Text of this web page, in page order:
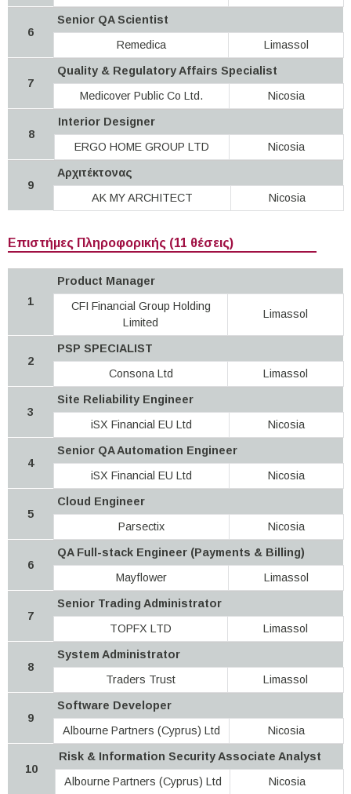
6
Senior QA Scientist
Remedica
Limassol
7
Quality & Regulatory Affairs Specialist
Medicover Public Co Ltd.
Nicosia
8
Interior Designer
ERGO HOME GROUP LTD
Nicosia
9
Αρχιτέκτονας
AK MY ARCHITECT
Nicosia
Επιστήμες Πληροφορικής (11 θέσεις)
1
Product Manager
CFI Financial Group Holding
Limited
Limassol
2
PSP SPECIALIST
Consona Ltd
Limassol
3
Site Reliability Engineer
iSX Financial EU Ltd
Nicosia
4
Senior QA Automation Engineer
iSX Financial EU Ltd
Nicosia
5
Cloud Engineer
Parsectix
Nicosia
6
QA Full-stack Engineer (Payments & Billing)
Mayflower
Limassol
7
Senior Trading Administrator
TOPFX LTD
Limassol
8
System Administrator
Traders Trust
Limassol
9
Software Developer
Albourne Partners (Cyprus) Ltd
Nicosia
10
Risk & Information Security Associate Analyst
Albourne Partners (Cyprus) Ltd
Nicosia